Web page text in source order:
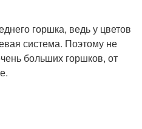
горшка, ведь у цветов
система. Поэтому не
больших горшков, от